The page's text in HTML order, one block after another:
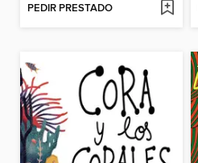
PEDIR PRESTADO